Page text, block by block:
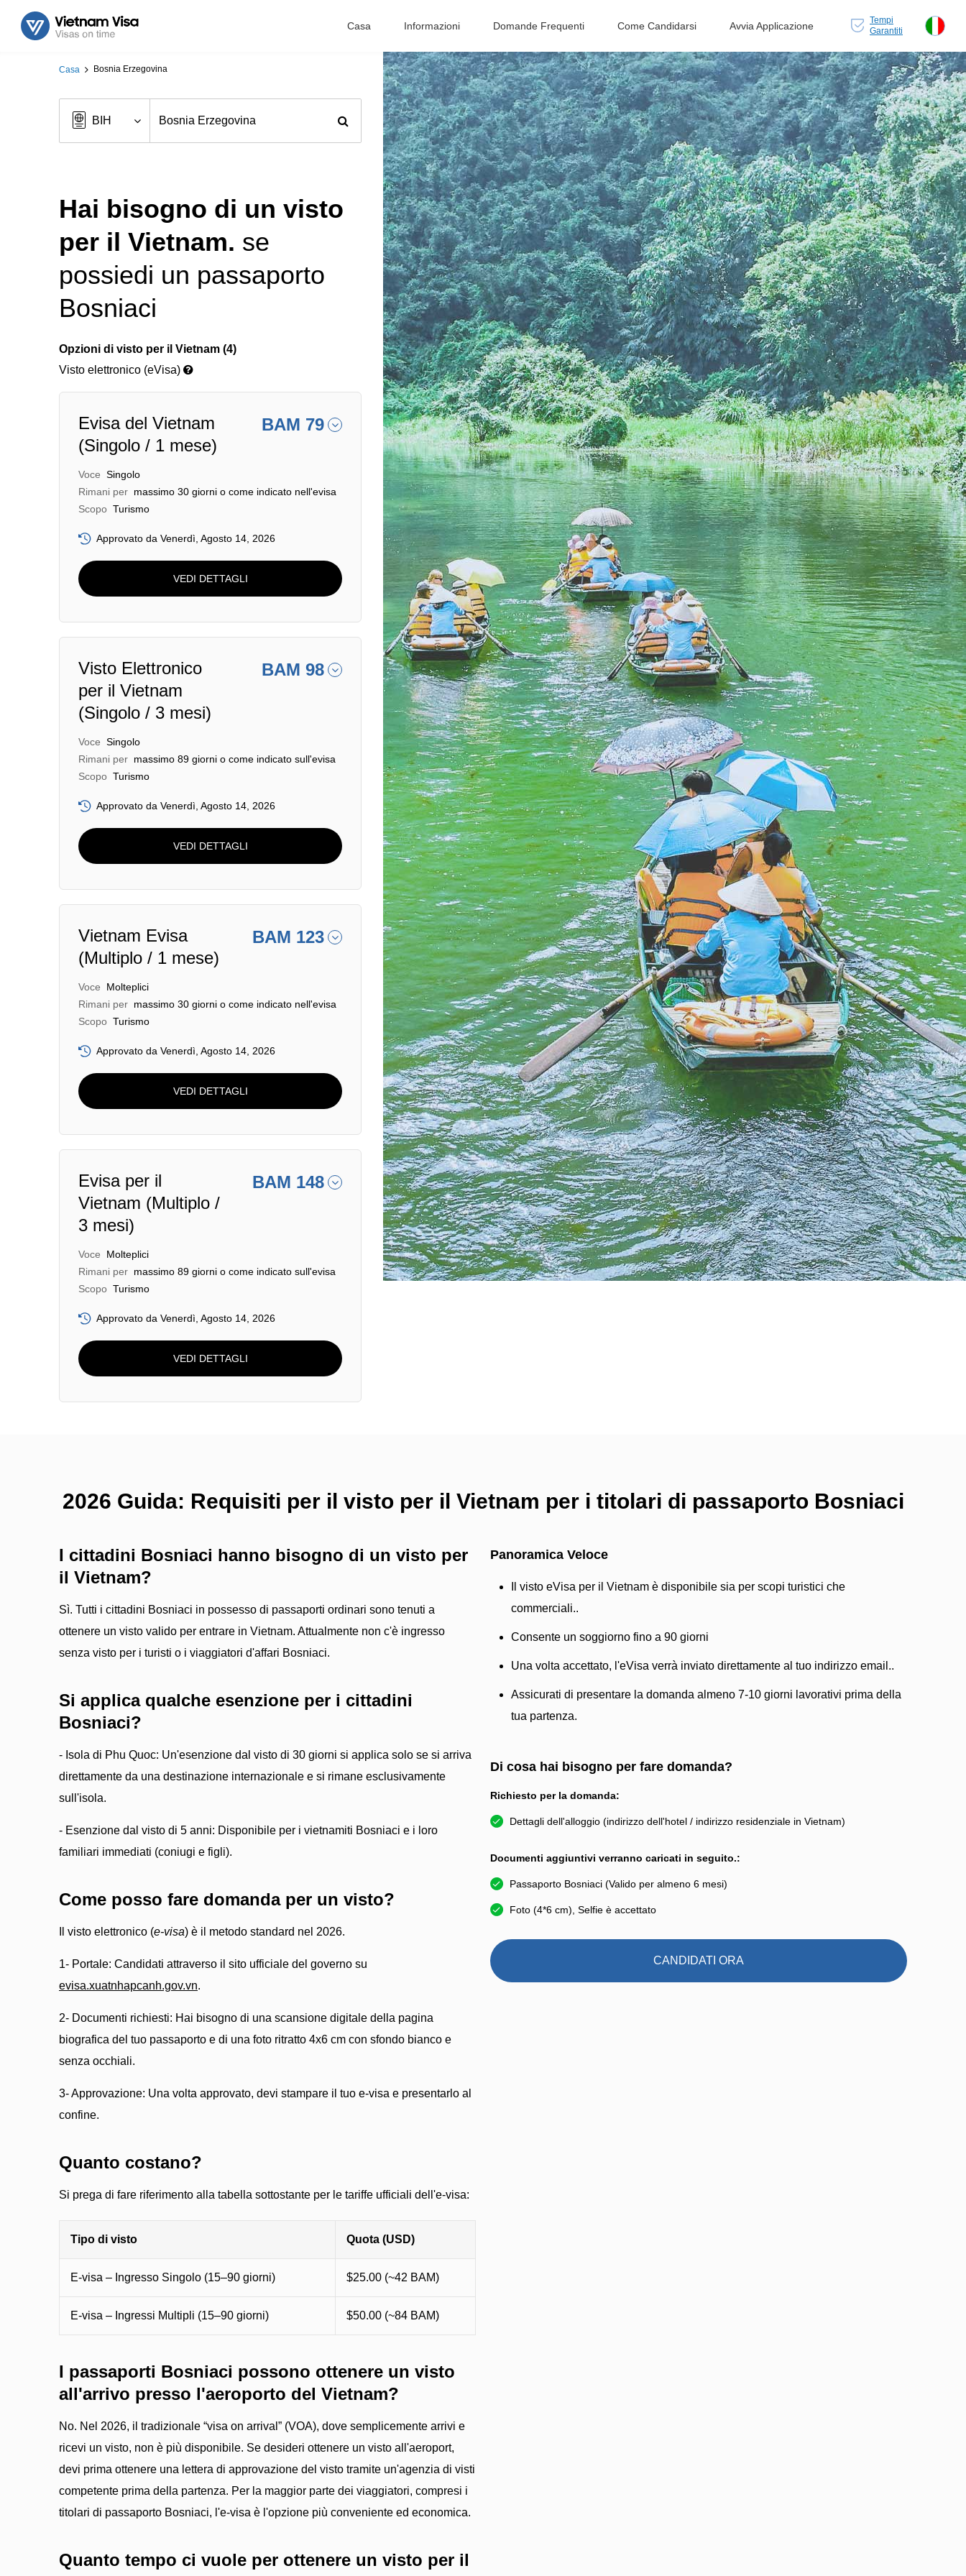
Casa Informazioni Domande Frequenti Come Candidarsi Avvia Applicazione
Tempi
Garantiti
Casa Bosnia Erzegovina
Hai bisogno di un visto
per il Vietnam. se
possiedi un passaporto
Bosniaci
Opzioni di visto per il Vietnam (4)
Visto elettronico (eVisa)
Evisa del Vietnam
(Singolo / 1 mese)
BAM 79
Voce Singolo
Rimani per massimo 30 giorni o come indicato nell'evisa
Scopo Turismo
Approvato da Venerdì, Agosto 14, 2026
VEDI DETTAGLI
Visto Elettronico
per il Vietnam
(Singolo / 3 mesi)
BAM 98
Voce Singolo
Rimani per massimo 89 giorni o come indicato sull'evisa
Scopo Turismo
Approvato da Venerdì, Agosto 14, 2026
VEDI DETTAGLI
Vietnam Evisa
(Multiplo / 1 mese)
BAM 123
Voce
Molteplici
Rimani per massimo 30 giorni o come indicato nell'evisa
Scopo Turismo
Approvato da Venerdì, Agosto 14, 2026
VEDI DETTAGLI
Evisa per il
Vietnam (Multiplo /
3 mesi)
BAM 148
Voce
Molteplici
Rimani per massimo 89 giorni o come indicato sull'evisa
Scopo Turismo
Approvato da Venerdì, Agosto 14, 2026
VEDI DETTAGLI
2026 Guida: Requisiti per il visto per il Vietnam per i titolari di passaporto Bosniaci
I cittadini Bosniaci hanno bisogno di un visto per
il Vietnam?
Sì. Tutti i cittadini Bosniaci in possesso di passaporti ordinari sono tenuti a
ottenere un visto valido per entrare in Vietnam. Attualmente non c'è ingresso
senza visto per i turisti o i viaggiatori d'affari Bosniaci.
Si applica qualche esenzione per i cittadini
Bosniaci?
- Isola di Phu Quoc: Un'esenzione dal visto di 30 giorni si applica solo se si arriva
direttamente da una destinazione internazionale e si rimane esclusivamente
sull'isola.
- Esenzione dal visto di 5 anni: Disponibile per i vietnamiti Bosniaci e i loro
familiari immediati (coniugi e figli).
Come posso fare domanda per un visto?
Il visto elettronico (e-visa) è il metodo standard nel 2026.
1- Portale: Candidati attraverso il sito ufficiale del governo su
evisa.xuatnhapcanh.gov.vn.
2- Documenti richiesti: Hai bisogno di una scansione digitale della pagina
biografica del tuo passaporto e di una foto ritratto 4x6 cm con sfondo bianco e
senza occhiali.
3- Approvazione: Una volta approvato, devi stampare il tuo e-visa e presentarlo al
confine.
Quanto costano?
Si prega di fare riferimento alla tabella sottostante per le tariffe ufficiali dell'e-visa:
Tipo di visto Quota (USD)
E-visa – Ingresso Singolo (15–90 giorni) $25.00 (~42 BAM)
E-visa – Ingressi Multipli (15–90 giorni) $50.00 (~84 BAM)
I passaporti Bosniaci possono ottenere un visto
all'arrivo presso l'aeroporto del Vietnam?
No. Nel 2026, il tradizionale “visa on arrival” (VOA), dove semplicemente arrivi e
ricevi un visto, non è più disponibile. Se desideri ottenere un visto all'aeroport,
devi prima ottenere una lettera di approvazione del visto tramite un'agenzia di visti
competente prima della partenza. Per la maggior parte dei viaggiatori, compresi i
titolari di passaporto Bosniaci, l'e-visa è l'opzione più conveniente ed economica.
Quanto tempo ci vuole per ottenere un visto per il
Panoramica Veloce
Il visto eVisa per il Vietnam è disponibile sia per scopi turistici che
commerciali..
Consente un soggiorno fino a 90 giorni
Una volta accettato, l'eVisa verrà inviato direttamente al tuo indirizzo email..
Assicurati di presentare la domanda almeno 7-10 giorni lavorativi prima della
tua partenza.
Di cosa hai bisogno per fare domanda?
Richiesto per la domanda:
Dettagli dell'alloggio (indirizzo dell'hotel / indirizzo residenziale in Vietnam)
Documenti aggiuntivi verranno caricati in seguito.:
Passaporto Bosniaci (Valido per almeno 6 mesi)
Foto (4*6 cm), Selfie è accettato
CANDIDATI ORA